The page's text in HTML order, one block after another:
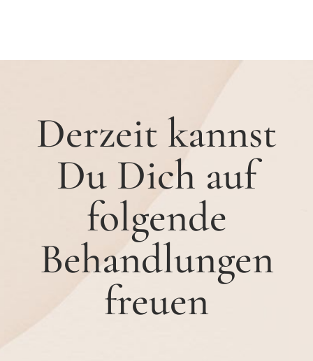
Derzeit kannst
Du Dich auf
folgende
Behandlungen
freuen